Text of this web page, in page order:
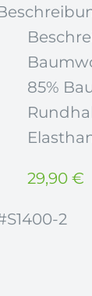
85%
29,90 €
2